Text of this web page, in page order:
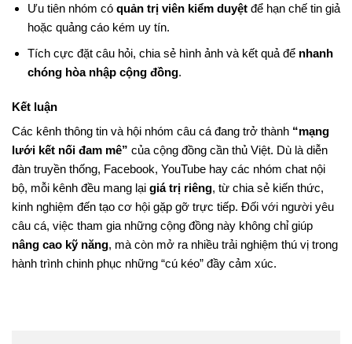
Ưu tiên nhóm có quản trị viên kiểm duyệtđể hạn chế tin giả
hoặc quảng cáo kém uy tín.
Tích cực đặt câu hỏi, chia sẻ hình ảnh và kết quả để nhanh
chóng hòa nhập cộng đồng.
Kết luận
Các kênh thông tin và hội nhóm câu cá đang trở thành “mạng
lưới kết nối đam mê” của cộng đồng cần thủ Việt. Dù là diễn
đàn truyền thống, Facebook, YouTube hay các nhóm chat nội
bộ, mỗi kênh đều mang lại giá trị riêng, từ chia sẻ kiến thức,
kinh nghiệm đến tạo cơ hội gặp gỡ trực tiếp. Đối với người yêu
câu cá, việc tham gia những cộng đồng này không chỉ giúp
nâng cao kỹ năng, mà còn mở ra nhiều trải nghiệm thú vị trong
hành trình chinh phục những “cú kéo” đầy cảm xúc.